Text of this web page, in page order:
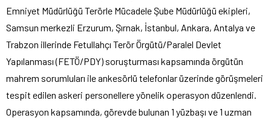
Emniyet Müdürlüğü Terörle Mücadele Şube Müdürlüğü ekipleri,
Samsun merkezli Erzurum, Şırnak, İstanbul, Ankara, Antalya ve
Trabzon illerinde Fetullahçı Terör Örgütü/Paralel Devlet
Yapılanması (FETÖ/PDY) soruşturması kapsamında örgütün
mahrem sorumluları ile ankesörlü telefonlar üzerinde görüşmeleri
tespit edilen askeri personellere yönelik operasyon düzenlendi.
Operasyon kapsamında, görevde bulunan 1 yüzbaşı ve 1 uzman